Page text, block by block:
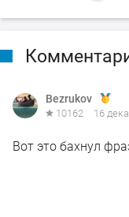
Bezrukov
10162 16
Вот это бахнул